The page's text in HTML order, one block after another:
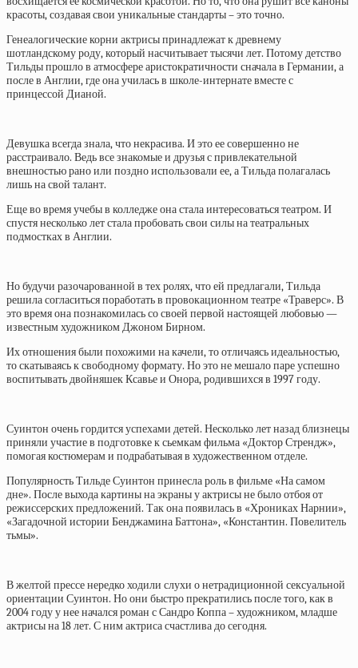
красоты, создавая свои уникальные стандарты – это точно.
Генеалогические корни актрисы принадлежат к древнему
шотландскому роду, который насчитывает тысячи лет. Потому детство
Тильды прошло в атмосфере аристократичности сначала в Германии, а
после в Англии, где она училась в школе-интернате вместе с
принцессой Дианой.
Девушка всегда знала, что некрасива. И это ее совершенно не
расстраивало. Ведь все знакомые и друзья с привлекательной
внешностью рано или поздно использовали ее, а Тильда полагалась
лишь на свой талант.
Еще во время учебы в колледже она стала интересоваться театром. И
спустя несколько лет стала пробовать свои силы на театральных
подмостках в Англии.
Но будучи разочарованной в тех ролях, что ей предлагали, Тильда
решила согласиться поработать в провокационном театре «Траверс». В
это время она познакомилась со своей первой настоящей любовью —
известным художником Джоном Бирном.
Их отношения были похожими на качели, то отличаясь идеальностью,
то скатываясь к свободному формату. Но это не мешало паре успешно
воспитывать двойняшек Ксавье и Онора, родившихся в 1997 году.
Суинтон очень гордится успехами детей. Несколько лет назад близнецы
приняли участие в подготовке к сьемкам фильма «Доктор Стрендж»,
помогая костюмерам и подрабатывая в художественном отделе.
Популярность Тильде Суинтон принесла роль в фильме «На самом
дне». После выхода картины на экраны у актрисы не было отбоя от
режиссерских предложений. Так она появилась в «Хрониках Нарнии»,
«Загадочной истории Бенджамина Баттона», «Константин. Повелитель
тьмы».
В желтой прессе нередко ходили слухи о нетрадиционной сексуальной
ориентации Суинтон. Но они быстро прекратились после того, как в
2004 году у нее начался роман с Сандро Коппа – художником, младше
актрисы на 18 лет. С ним актриса счастлива до сегодня.